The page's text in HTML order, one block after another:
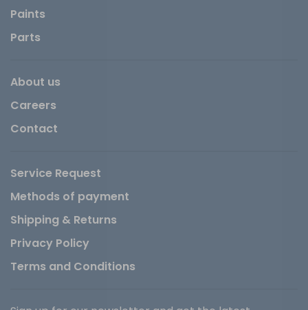
Paints
Parts
About us
Careers
Contact
Service Request
Methods of payment
Shipping & Returns
Privacy Policy
Terms and Conditions